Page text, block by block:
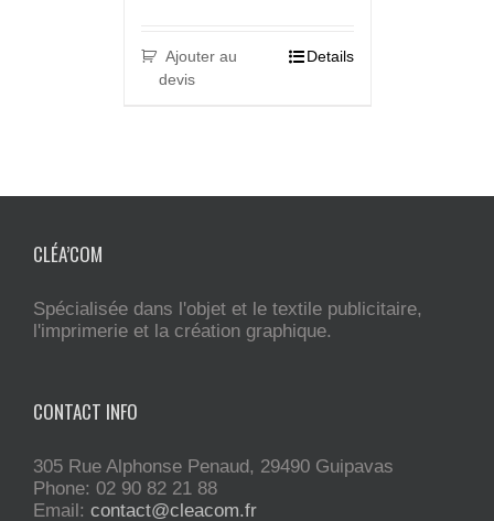
Ajouter au
devis
Details
CLÉA’COM
Spécialisée dans l'objet et le textile publicitaire,
l'imprimerie et la création graphique.
CONTACT INFO
305 Rue Alphonse Penaud, 29490 Guipavas
Phone: 02 90 82 21 88
Email: contact@cleacom.fr